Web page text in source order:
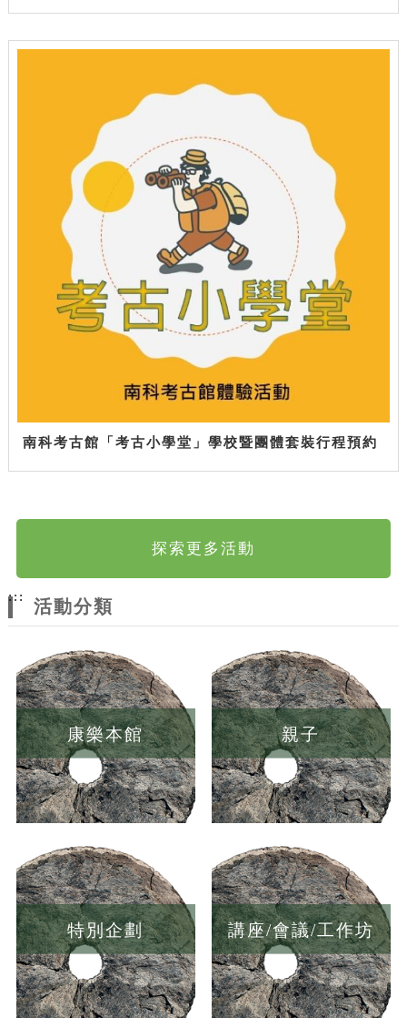
南科考古館「考古小學堂」學校暨團體套裝行程預約
探索更多活動
:::
活動分類
康樂本館 親子
特別企劃 講座/會議/工作坊